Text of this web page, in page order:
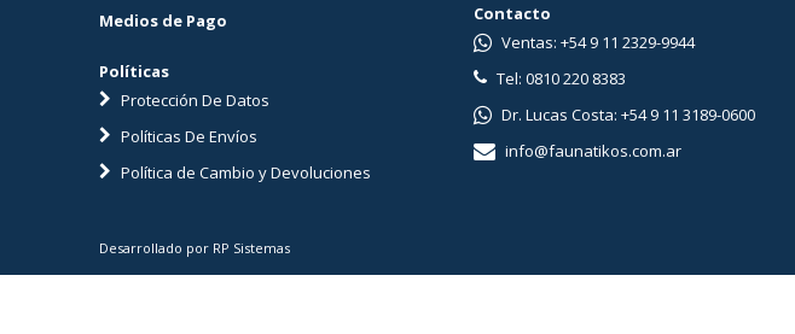
Medios de Pago
Políticas
Protección De Datos
Políticas De Envíos
Política de Cambio y Devoluciones
Desarrollado por RP Sistemas
Contacto
Ventas: +54 9 11 2329-9944
Tel: 0810 220 8383
Dr. Lucas Costa: +54 9 11 3189-0600
info@faunatikos.com.ar